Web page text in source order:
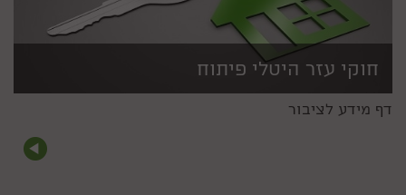
חוקי עזר היטלי פיתוח
דף מידע לציבור